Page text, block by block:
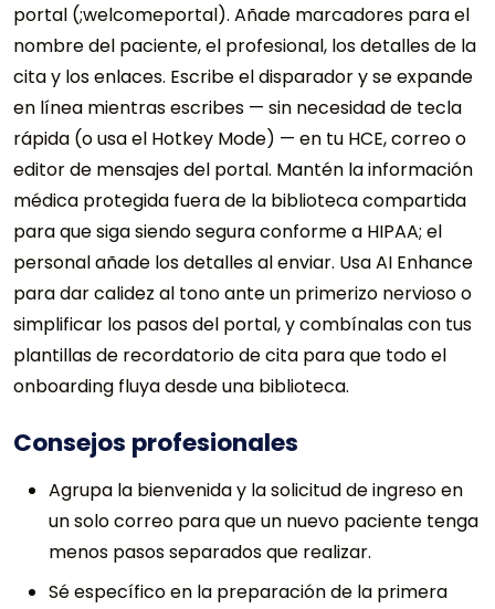
portal (;welcomeportal). Añade marcadores para el
nombre del paciente, el profesional, los detalles de la
cita y los enlaces. Escribe el disparador y se expande
en línea mientras escribes — sin necesidad de tecla
rápida (o usa el Hotkey Mode) — en tu HCE, correo o
editor de mensajes del portal. Mantén la información
médica protegida fuera de la biblioteca compartida
para que siga siendo segura conforme a HIPAA; el
personal añade los detalles al enviar. Usa AI Enhance
para dar calidez al tono ante un primerizo nervioso o
simplificar los pasos del portal, y combínalas con tus
plantillas de recordatorio de cita para que todo el
onboarding fluya desde una biblioteca.
Consejos profesionales
Agrupa la bienvenida y la solicitud de ingreso en
un solo correo para que un nuevo paciente tenga
menos pasos separados que realizar.
Sé específico en la preparación de la primera